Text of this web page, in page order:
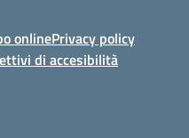
onlinePrivacy policy
di accesibilità